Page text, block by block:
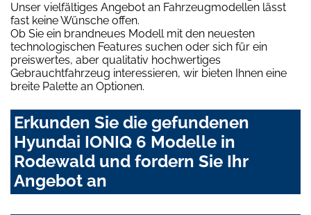
Unser vielfältiges Angebot an Fahrzeugmodellen lässt
fast keine Wünsche offen.
Ob Sie ein brandneues Modell mit den neuesten
technologischen Features suchen oder sich für ein
preiswertes, aber qualitativ hochwertiges
Gebrauchtfahrzeug interessieren, wir bieten Ihnen eine
breite Palette an Optionen.
Erkunden Sie die gefundenen
Hyundai IONIQ 6 Modelle in
Rodewald und fordern Sie Ihr
Angebot an